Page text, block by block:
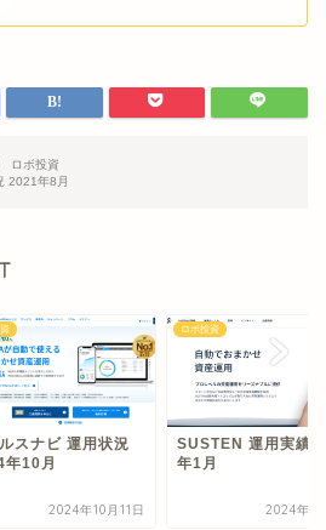
ロボ投資
2021年8月
スナビ 運用状況
年10月
2024年10月11日
ロボ投資
SUSTEN 運用実績
年1月
2024年1